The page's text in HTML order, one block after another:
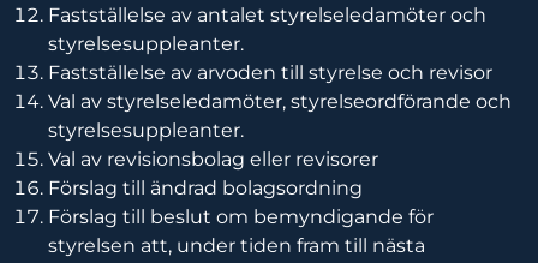
Fastställelse av antalet styrelseledamöter och
styrelsesuppleanter.
Fastställelse av arvoden till styrelse och revisor
Val av styrelseledamöter, styrelseordförande och
styrelsesuppleanter.
Val av revisionsbolag eller revisorer
Förslag till ändrad bolagsordning
Förslag till beslut om bemyndigande för
styrelsen att, under tiden fram till nästa